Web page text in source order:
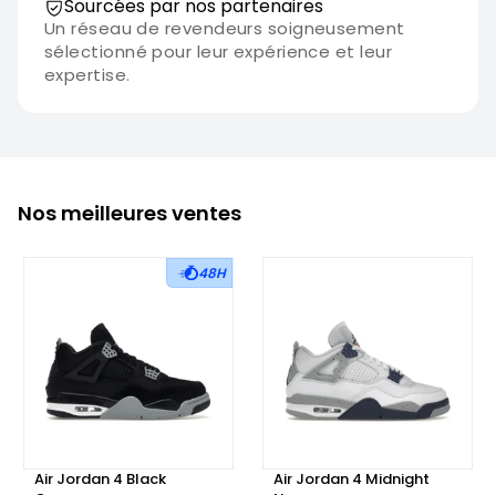
Sourcées par nos partenaires
Un réseau de revendeurs soigneusement
sélectionné pour leur expérience et leur
expertise.
Nos meilleures ventes
48H
Air Jordan 4 Black
Air Jordan 4 Midnight